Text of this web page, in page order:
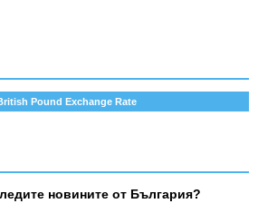
Pound Exchange Rate
новините от България?